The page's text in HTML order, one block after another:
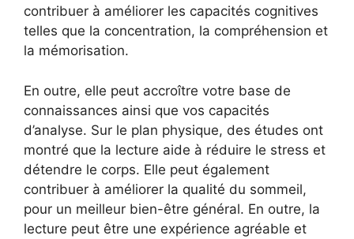
contribuer à améliorer les capacités cognitives
telles que la concentration, la compréhension et
la mémorisation.
En outre, elle peut accroître votre base de
connaissances ainsi que vos capacités
d’analyse. Sur le plan physique, des études ont
montré que la lecture aide à réduire le stress et
détendre le corps. Elle peut également
contribuer à améliorer la qualité du sommeil,
pour un meilleur bien-être général. En outre, la
lecture peut être une expérience agréable et